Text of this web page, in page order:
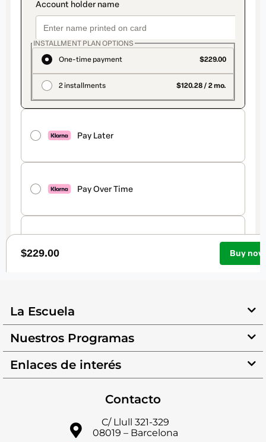
La Escuela
Nuestros Programas
Enlaces de interés
Contacto
C/ Llull 321-329
08019 – Barcelona